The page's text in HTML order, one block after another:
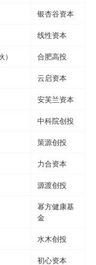
银杏谷资本
线性资本
合肥高投
云启资本
安芙兰资本
中科院创投
策源创投
力合资本
源渡创投
幂方健康基
金
水木创投
初心资本